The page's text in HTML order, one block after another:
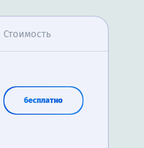
Стоимость
бесплатно